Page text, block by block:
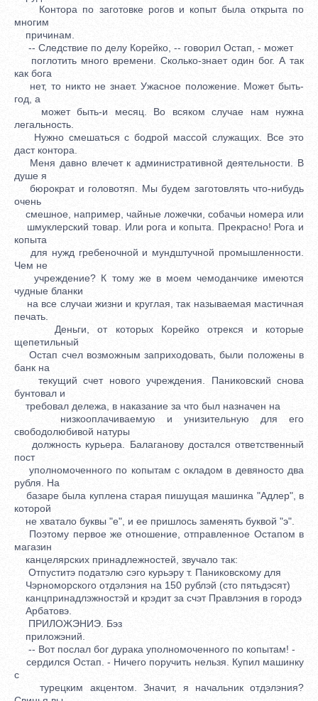
Контора по заготовке рогов и копыт была открыта по
многим
причинам.
-- Следствие по делу Корейко, -- говорил Остап, - может
поглотить много времени. Сколько-знает один бог. А так
как бога
нет, то никто не знает. Ужасное положение. Может быть-
год, а
может быть-и месяц. Во всяком случае нам нужна
легальность.
Нужно смешаться с бодрой массой служащих. Все это
даст контора.
Меня давно влечет к административной деятельности. В
душе я
бюрократ и головотяп. Мы будем заготовлять что-нибудь
очень
смешное, например, чайные ложечки, собачьи номера или
шмуклерский товар. Или рога и копыта. Прекрасно! Рога и
копыта
для нужд гребеночной и мундштучной промышленности.
Чем не
учреждение? К тому же в моем чемоданчике имеются
чудные бланки
на все случаи жизни и круглая, так называемая мастичная
печать.
Деньги, от которых Корейко отрекся и которые
щепетильный
Остап счел возможным заприходовать, были положены в
банк на
текущий счет нового учреждения. Паниковский снова
бунтовал и
требовал дележа, в наказание за что был назначен на
низкооплачиваемую и унизительную для его
свободолюбивой натуры
должность курьера. Балаганову достался ответственный
пост
уполномоченного по копытам с окладом в девяносто два
рубля. На
базаре была куплена старая пишущая машинка "Адлер", в
которой
не хватало буквы "е", и ее пришлось заменять буквой "э".
Поэтому первое же отношение, отправленное Остапом в
магазин
канцелярских принадлежностей, звучало так:
Отпуститэ податэлю сэго курьэру т. Паниковскому для
Чэрноморского отдэлэния на 150 рублэй (сто пятьдэсят)
канцпринадлэжностэй и крэдит за счэт Правлэния в городэ
Арбатовэ.
ПРИЛОЖЭНИЭ. Бэз
приложэний.
-- Вот послал бог дурака уполномоченного по копытам! -
сердился Остап. - Ничего поручить нельзя. Купил машинку
с
турецким акцентом. Значит, я начальник отдэлэния?